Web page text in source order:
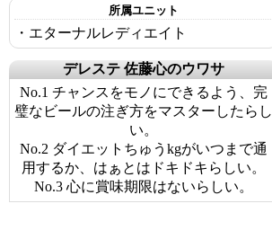
所属ユニット
・エターナルレディエイト
デレステ 佐藤心のウワサ
No.1 チャンスをモノにできるよう、完
璧なビールの注ぎ方をマスターしたらし
い。
No.2 ダイエットちゅうkgがいつまで通
用するか、はぁとはドキドキらしい。
No.3 心に賞味期限はないらしい。